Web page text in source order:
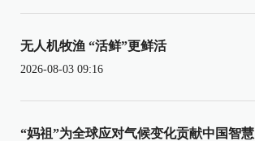
无人机牧渔 “活鲜”更鲜活
2026-08-03 09:16
“妈祖”为全球应对气候变化贡献中国智慧